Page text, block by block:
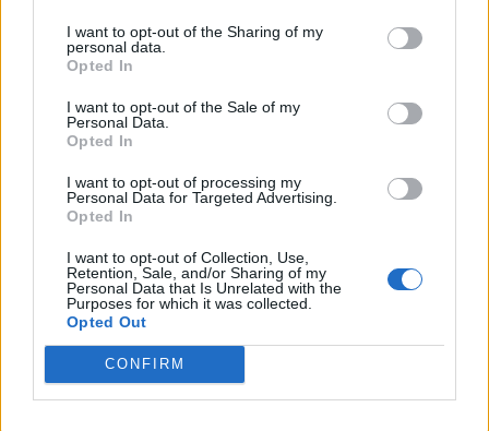
I want to opt-out of the Sharing of my
personal data.
Opted In
I want to opt-out of the Sale of my
Personal Data.
Opted In
I want to opt-out of processing my
Personal Data for Targeted Advertising.
Opted In
I want to opt-out of Collection, Use,
Retention, Sale, and/or Sharing of my
Personal Data that Is Unrelated with the
Purposes for which it was collected.
Opted Out
CONFIRM
"TynXa" Østergaarda Hansen, który ledwo uszedł z
życiem po wyeliminowaniu Francuza. Niedługo po tym
Anonymo, a minutę później wygrał pojedynek z
Marcinem "Warszim" Surałą.
Anonymo bez problemu domyka
spotkanie
Pierwszą walkę drużynową zobaczyliśmy w 21. minucie
w dżungli OAE. Podczas niej z początku wyłapywany był
Michał "Roison" Dubiel, ale potem czerwony pasek
naładował Hiro, a masę obrażeń zadał Hasan
"Neramin" Samarsın. Natomiast już w 23. minucie